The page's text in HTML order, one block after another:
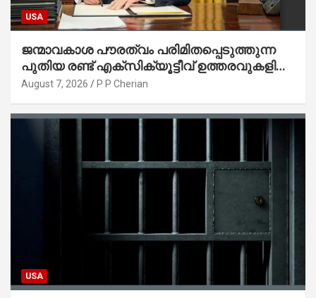
USA
ജന്മാവകാശ പൗരത്വം പരിമിതപ്പെടുത്തുന്ന
പുതിയ രണ്ട് എക്സിക്യൂട്ടീവ് ഉത്തരവുകളിൽ
ട്രംപ് ഒപ്പുവെച്ചു
August 7, 2026 P P Cherian
USA